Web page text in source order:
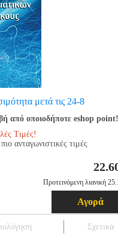
μετά τις 24-8
από οποιοδήποτε eshop point!
Τιμές!
ανταγωνιστικές τιμές
Προτεινόμενη λιανική
Αγορά
Σχετικά